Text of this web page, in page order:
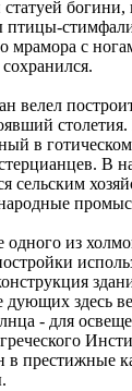
птицы-
мрамора с
велел
в
В
сельским
из
дующих здесь
- для
в престижные